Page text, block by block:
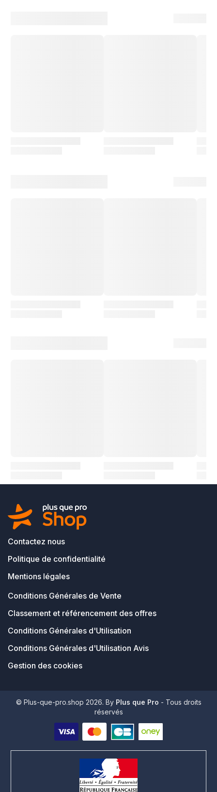
Contactez nous
Politique de confidentialité
Mentions légales
Conditions Générales de Vente
Classement et référencement des offres
Conditions Générales d'Utilisation
Conditions Générales d'Utilisation Avis
Gestion des cookies
© Plus-que-pro.shop 2026. By Plus que Pro - Tous droits
réservés